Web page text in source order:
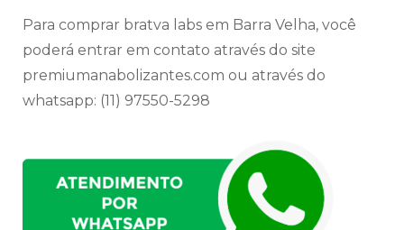
Para comprar bratva labs em Barra Velha, você
poderá entrar em contato através do site
premiumanabolizantes.com ou através do
whatsapp: (11) 97550-5298